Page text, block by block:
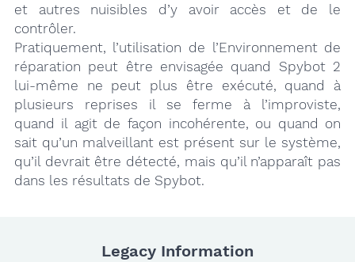
et autres nuisibles d’y avoir accès et de le
contrôler.
Pratiquement, l’utilisation de l’Environnement de
réparation peut être envisagée quand Spybot 2
lui-même ne peut plus être exécuté, quand à
plusieurs reprises il se ferme à l’improviste,
quand il agit de façon incohérente, ou quand on
sait qu’un malveillant est présent sur le système,
qu’il devrait être détecté, mais qu’il n’apparaît pas
dans les résultats de Spybot.
Legacy Information